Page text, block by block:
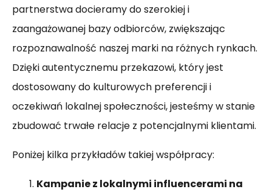
partnerstwa docieramy do szerokiej i
zaangażowanej bazy odbiorców, zwiększając
rozpoznawalność naszej marki na różnych rynkach.
Dzięki autentycznemu przekazowi, który jest
dostosowany do kulturowych preferencji i
oczekiwań lokalnej społeczności, jesteśmy w stanie
zbudować trwałe relacje z potencjalnymi klientami.
Poniżej kilka przykładów takiej współpracy:
Kampanie z lokalnymi influencerami na